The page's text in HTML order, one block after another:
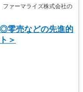
ァーマライズ株式会社の
◎零売などの先進的
＞